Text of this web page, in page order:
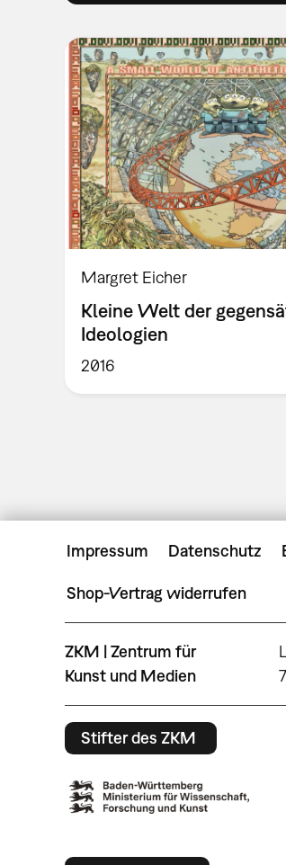
Margret Eicher
Kleine Welt der
Ideologien
2016
Impressum Datenschutz
Shop-Vertrag widerrufen
ZKM | Zentrum für
Kunst und Medien
Stifter des ZKM